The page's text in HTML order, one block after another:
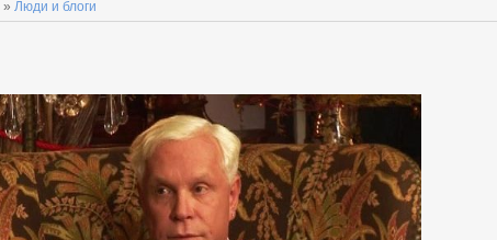
» Люди и блоги